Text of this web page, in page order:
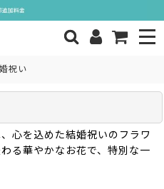
祝い
心を込めた結婚祝いのフラワ
る華やかなお花で、特別な一